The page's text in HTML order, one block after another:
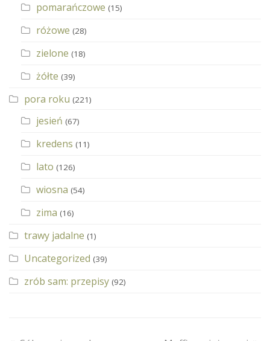
pomarańczowe (15)
różowe (28)
zielone (18)
żółte (39)
pora roku (221)
jesień (67)
kredens (11)
lato (126)
wiosna (54)
zima (16)
trawy jadalne (1)
Uncategorized (39)
zrób sam: przepisy (92)